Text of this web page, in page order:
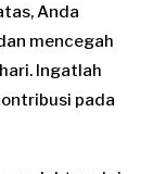
Anda
mencegah
Ingatlah
pada